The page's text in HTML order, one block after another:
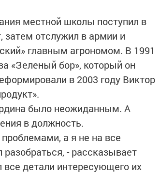
местной школы поступил в
затем отслужил в армии и
главным агрономом. В 1991
«Зеленый бор», который он
в 2003 году Виктор
было неожиданным. А
в должность.
а я не на все
- рассказывает
детали интересующего их